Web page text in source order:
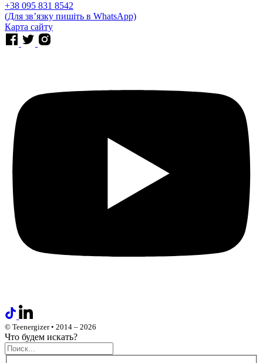
⁨+38 095 831 8542⁩
(Для звʼязку пишіть в WhatsApp)
Карта сайту
© Teenergizer • 2014 – 2026
Что будем искать?